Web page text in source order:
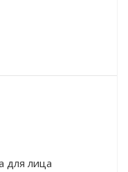
для лица